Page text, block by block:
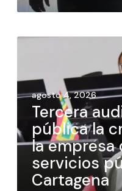
agosto 4, 2026
Tercera
pública la
la empresa
servicios
Cartagena